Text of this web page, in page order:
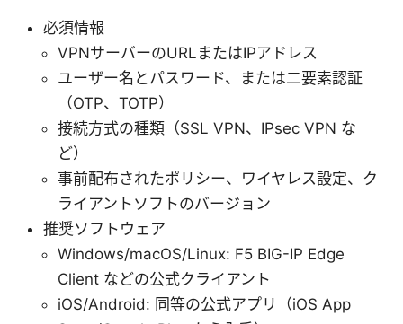
必須情報
VPNサーバーのURLまたはIPアドレス
ユーザー名とパスワード、または二要素認証
（OTP、TOTP）
接続方式の種類（SSL VPN、IPsec VPN な
ど）
事前配布されたポリシー、ワイヤレス設定、ク
ライアントソフトのバージョン
推奨ソフトウェア
Windows/macOS/Linux: F5 BIG-IP Edge
Client などの公式クライアント
iOS/Android: 同等の公式アプリ（iOS App